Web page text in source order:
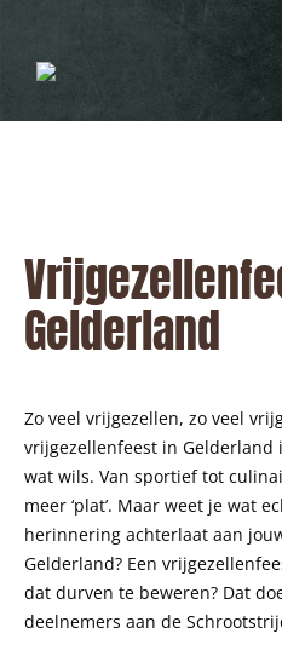
Gelderland
Zo veel vrijgezellen, zo veel
vrijgezellenfeest in
wat wils. Van sportief tot
meer ‘plat’. Maar weet je wat
herinnering achterlaat aan
Gelderland? Een
dat durven te beweren? Dat
deelnemers aan de